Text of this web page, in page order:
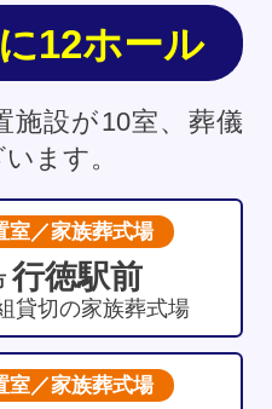
12ホール
施設が10室、葬儀
ます。
室／家族葬式場
行徳駅前
貸切の家族葬式場
室／家族葬式場